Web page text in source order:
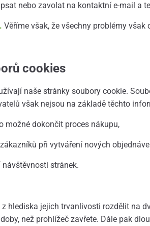
nebo zavolat na kontaktní e-mail a
Věříme však, že všechny problémy
cookies
naše stránky soubory cookie.
však nejsou na základě těchto
možné dokončit proces nákupu,
při vytváření nových
stránek.
hlediska jejich trvanlivosti rozdělit na
než prohlížeč zavřete. Dále pak